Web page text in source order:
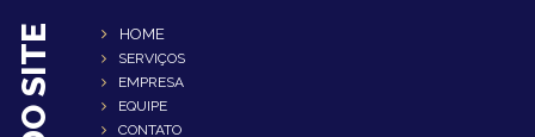
HOME
SERVIÇOS
EMPRESA
EQUIPE
CONTATO